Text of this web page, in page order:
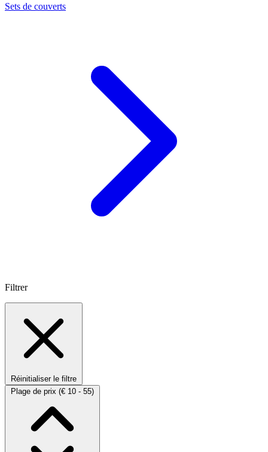
Sets de couverts
Filtrer
Réinitialiser le filtre
Plage de prix (€ 10 - 55)